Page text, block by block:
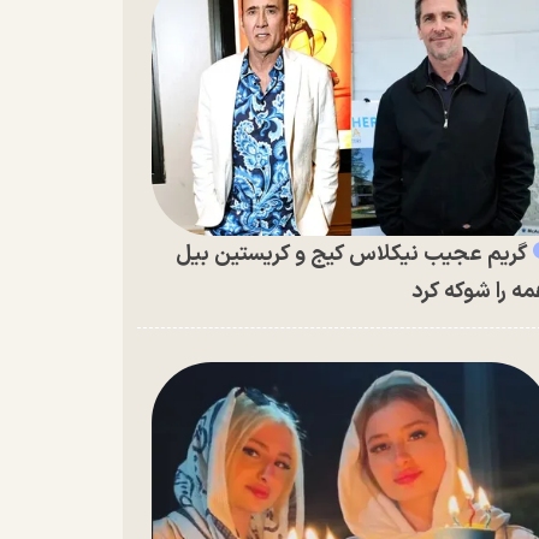
گریم عجیب نیکلاس کیج و کریستین بیل
را شوکه کرد